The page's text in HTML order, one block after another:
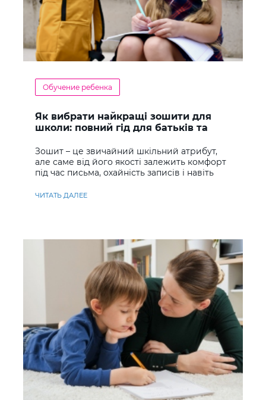
Обучение ребенка
Як вибрати найкращі зошити для
школи: повний гід для батьків та
Зошит – це звичайний шкільний атрибут,
але саме від його якості залежить комфорт
під час письма, охайність записів і навіть
ЧИТАТЬ ДАЛЕЕ